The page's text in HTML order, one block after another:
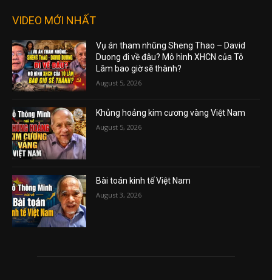
VIDEO MỚI NHẤT
Vụ án tham nhũng Sheng Thao – David
Duong đi về đâu? Mô hình XHCN của Tô
Lâm bao giờ sẽ thành?
August 5, 2026
Khủng hoảng kim cương vàng Việt Nam
August 5, 2026
Bài toán kinh tế Việt Nam
August 3, 2026